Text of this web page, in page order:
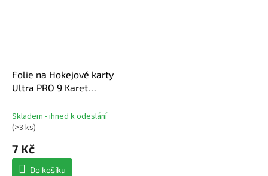
Folie na Hokejové karty
Ultra PRO 9 Karet
Skladem - ihned k odeslání
(>3 ks)
7 Kč
Do košíku